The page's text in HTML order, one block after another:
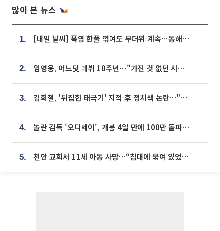
많이 본 뉴스
1. [내일 날씨] 폭염 한풀 꺾여도 무더위 계속⋯동해안 이틀 연속 비
2. 임영웅, 어느덧 데뷔 10주년⋯"가진 것 없던 시절, 내 앞엔 20명의 팬뿐"
3. 김희철, '뒤집힌 태극기' 지적 후 정치색 논란…"좌우 떠나 우리나라 국기"
4. 놀란 감독 '오디세이', 개봉 4일 만에 100만 돌파⋯'왕사남' 보다 빠르다
5. 천안 교회서 11세 아동 사망…“침대에 묶여 있었다” 진술 확보